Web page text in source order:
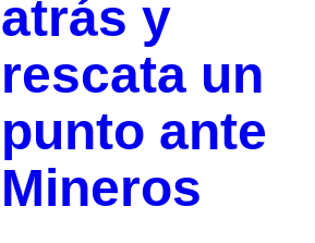
atrás y
rescata un
punto ante
Mineros